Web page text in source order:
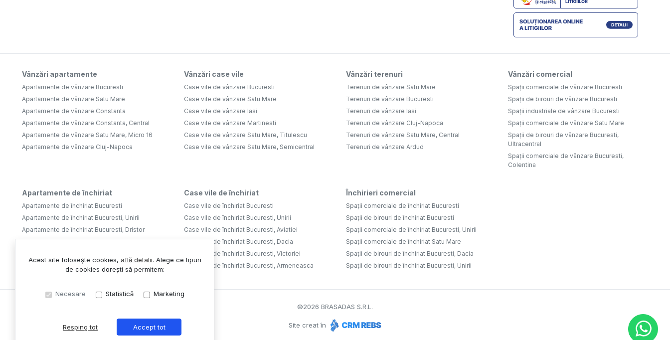
Vânzări apartamente
Apartamente de vânzare Bucuresti
Apartamente de vânzare Satu Mare
Apartamente de vânzare Constanta
Apartamente de vânzare Constanta, Central
Apartamente de vânzare Satu Mare, Micro 16
Apartamente de vânzare Cluj-Napoca
Vânzări case vile
Case vile de vânzare Bucuresti
Case vile de vânzare Satu Mare
Case vile de vânzare Iasi
Case vile de vânzare Martinesti
Case vile de vânzare Satu Mare, Titulescu
Case vile de vânzare Satu Mare, Semicentral
Vânzări terenuri
Terenuri de vânzare Satu Mare
Terenuri de vânzare Bucuresti
Terenuri de vânzare Iasi
Terenuri de vânzare Cluj-Napoca
Terenuri de vânzare Satu Mare, Central
Terenuri de vânzare Ardud
Vânzări comercial
Spații comerciale de vânzare Bucuresti
Spații de birouri de vânzare Bucuresti
Spații industriale de vânzare Bucuresti
Spații comerciale de vânzare Satu Mare
Spații de birouri de vânzare Bucuresti,
Ultracentral
Spații comerciale de vânzare Bucuresti,
Colentina
Apartamente de închiriat
Apartamente de închiriat Bucuresti
Apartamente de închiriat Bucuresti, Unirii
Apartamente de închiriat Bucuresti, Dristor
Apartamente de închiriat Bucuresti, Tineretului
Apartamente de închiriat Bucuresti, Lujerului
Case vile de închiriat
Case vile de închiriat Bucuresti
Case vile de închiriat Bucuresti, Unirii
Case vile de închiriat Bucuresti, Aviatiei
Case vile de închiriat Bucuresti, Dacia
Case vile de închiriat Bucuresti, Victoriei
Case vile de închiriat Bucuresti, Armeneasca
Închirieri comercial
Spații comerciale de închiriat Bucuresti
Spații de birouri de închiriat Bucuresti
Spații comerciale de închiriat Bucuresti, Unirii
Spații comerciale de închiriat Satu Mare
Spații de birouri de închiriat Bucuresti, Dacia
Spații de birouri de închiriat Bucuresti, Unirii
©2026 BRASADAS S.R.L.
Site creat în
Acest site folosește cookies, află detalii. Alege ce tipuri
de cookies dorești să permitem:
Necesare Statistică Marketing
Resping tot Accept tot